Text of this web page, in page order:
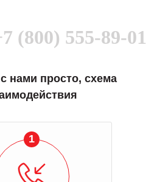
(800) 555-89-01
нами просто, схема
1